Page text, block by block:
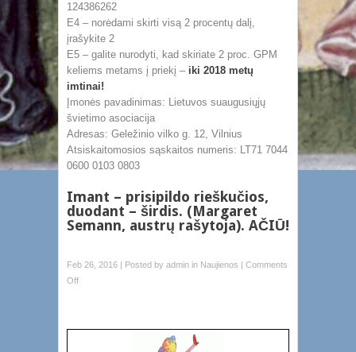
124386262
E4 – norėdami skirti visą 2 procentų dalį,
įrašykite 2
E5 – galite nurodyti, kad skiriate 2 proc. GPM
keliems metams į priekį – iki 2018 metų
imtinai!
Įmonės pavadinimas: Lietuvos suaugusiųjų
švietimo asociacija
Adresas: Geležinio vilko g. 12, Vilnius
Atsiskaitomosios sąskaitos numeris: LT71 7044
0600 0103 0803
Imant – prisipildo rieškučios,
duodant – širdis. (Margaret
Semann, austrų rašytoja). AČIŪ!
Feb 26, 2016 | Posted by admin in Naujienos | Comments
Off